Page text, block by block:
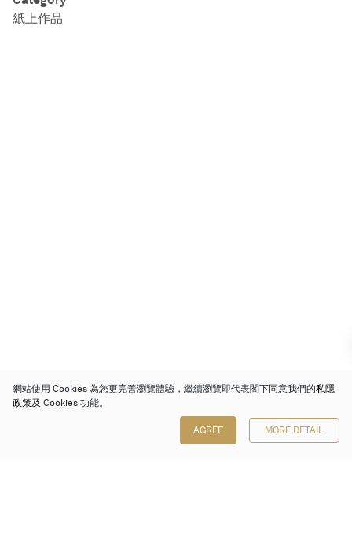
紙上作品
網站使用 Cookies 為您更完善瀏覽體驗，繼續瀏覽即代表閣下同意我們的私隱
政策及 Cookies 功能。
AGREE MORE DETAIL